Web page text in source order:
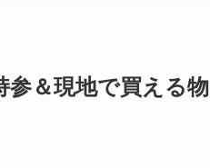
＆現地で買える物